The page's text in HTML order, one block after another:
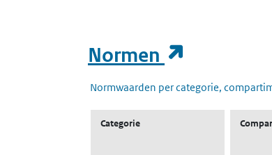
Normen
Normwaarden per categorie,
Categorie